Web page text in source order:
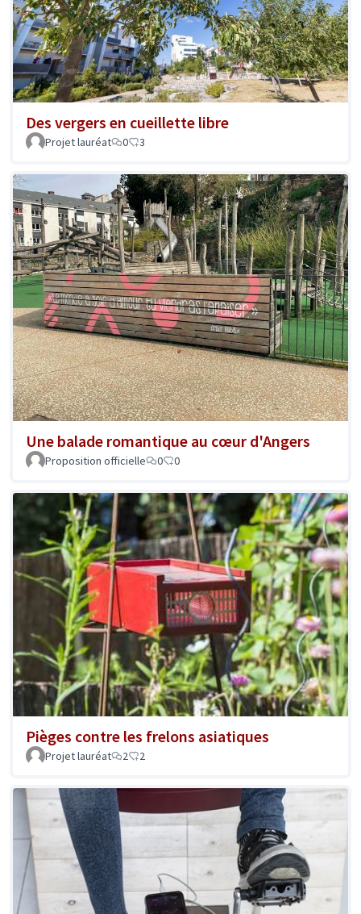
Des vergers en cueillette libre
Projet lauréat 0 3
Une balade romantique au cœur d'Angers
Proposition officielle 0 0
Pièges contre les frelons asiatiques
Projet lauréat 2 2